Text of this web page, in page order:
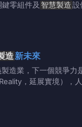
零組件及 智慧製造設
造新未來
造業，下一個競爭
，延展實境），